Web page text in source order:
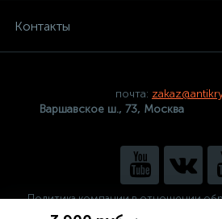
Контакты
почта:
Варшавское ш., 73, Москва
Политика компании в отношении